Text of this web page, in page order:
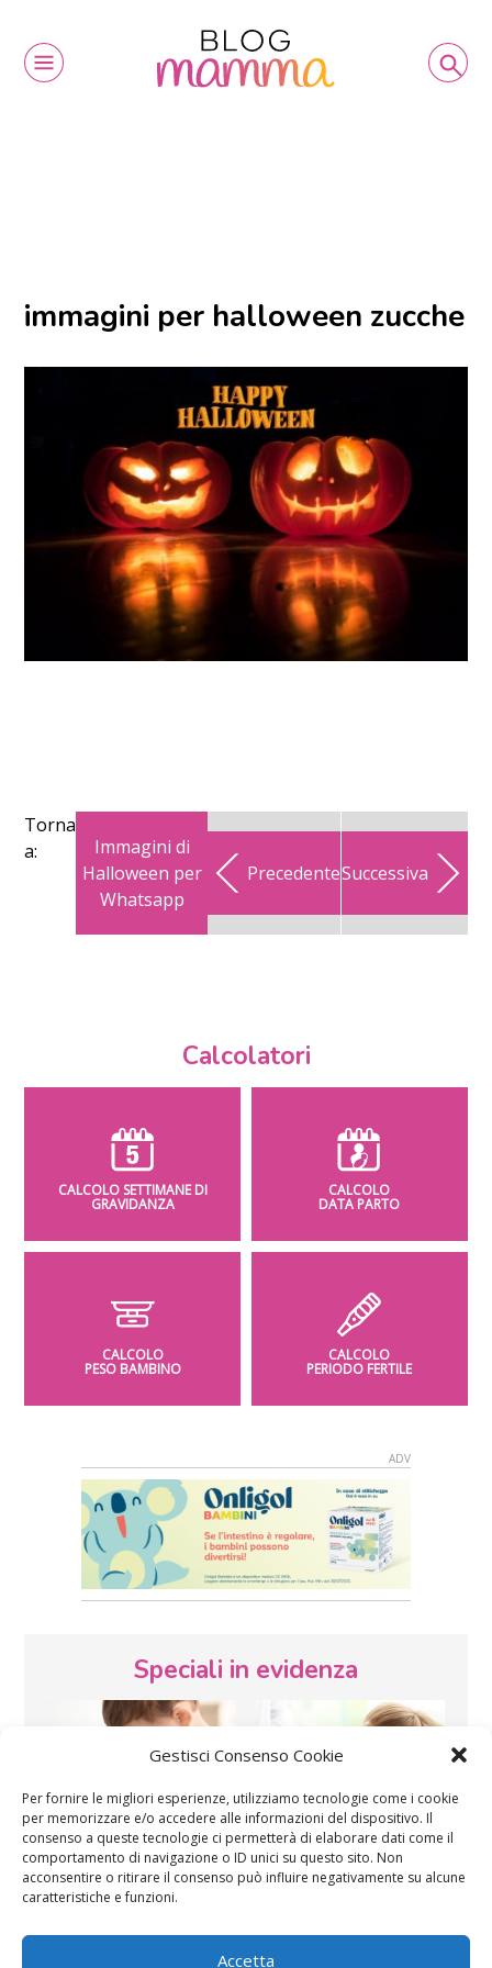
Gestisci Consenso Cookie
Per fornire le migliori esperienze, utilizziamo tecnologie come i cookie
per memorizzare e/o accedere alle informazioni del dispositivo. Il
consenso a queste tecnologie ci permetterà di elaborare dati come il
comportamento di navigazione o ID unici su questo sito. Non
acconsentire o ritirare il consenso può influire negativamente su alcune
caratteristiche e funzioni.
Accetta
immagini per halloween zucche
Torna
a:
Immagini di
Halloween per
Whatsapp
PrecedenteSuccessiva
Calcolatori
CALCOLO SETTIMANE DI
GRAVIDANZA
CALCOLO
DATA PARTO
CALCOLO
PESO BAMBINO
CALCOLO
PERIODO FERTILE
Speciali in evidenza
Vaccini SOS Pediatra